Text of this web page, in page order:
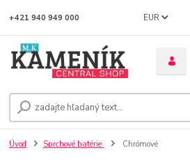
EUR
+421 940 949 000
Úvod Sprchové batérie Chrómové